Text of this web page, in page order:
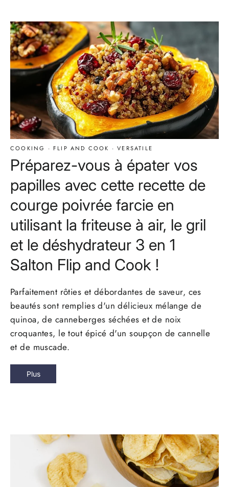
COOKING · FLIP AND COOK · VERSATILE
Préparez-vous à épater vos
papilles avec cette recette de
courge poivrée farcie en
utilisant la friteuse à air, le gril
et le déshydrateur 3 en 1
Salton Flip and Cook !
Parfaitement rôties et débordantes de saveur, ces
beautés sont remplies d'un délicieux mélange de
quinoa, de canneberges séchées et de noix
croquantes, le tout épicé d'un soupçon de cannelle
et de muscade.
Plus